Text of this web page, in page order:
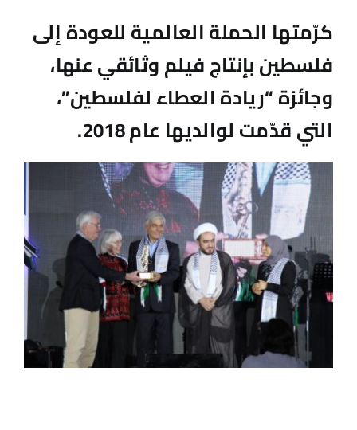
كرّمتها الحملة العالمية للعودة إلى
فلسطين بإنتاج فيلم وثائقي عنها،
وجائزة “ريادة العطاء لفلسطين”،
التي قدّمت لوالديها عام 2018.